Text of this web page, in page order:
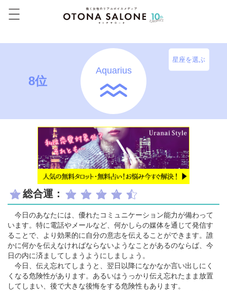
8位
Aquarius
星座を選ぶ
総合運：
今日のあなたには、優れたコミュニケーション能力が備わって
います。特に電話やメールなど、何かしらの媒体を通じて発信す
ることで、より効果的に自分の意志を伝えることができます。誰
かに何かを伝えなければならないようなことがあるのならば、今
日の内に済ましてしまうようにしましょう。
今日、伝え忘れてしまうと、翌日以降になかなか言い出しにく
くなる危険性があります。あるいはうっかり伝え忘れたまま放置
してしまい、後で大きな後悔をする危険性もあります。